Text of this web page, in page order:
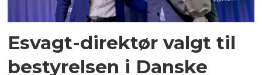
Esvagt-direktør valgt til
bestyrelsen i Danske